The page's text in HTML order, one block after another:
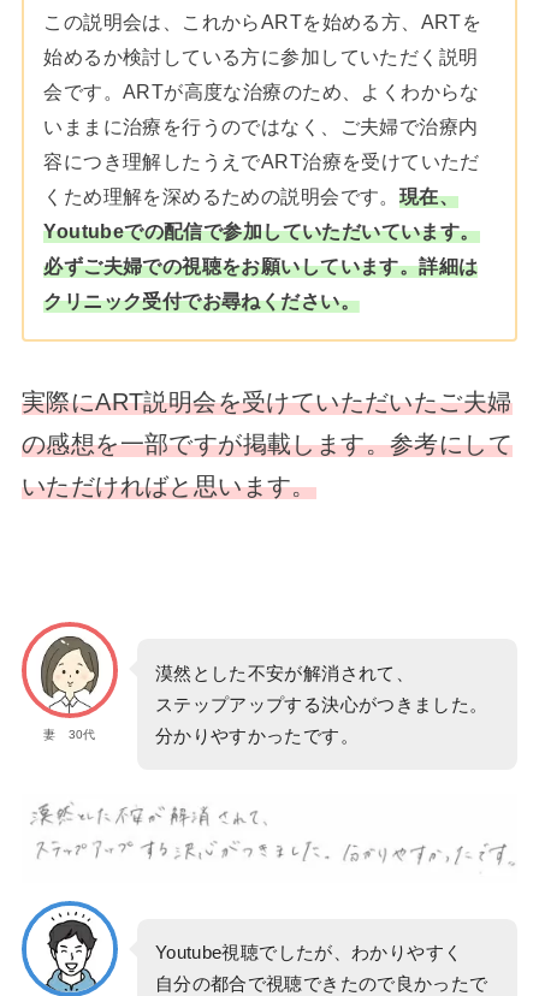
この説明会は、これからARTを始める方、ARTを
始めるか検討している方に参加していただく説明
会です。ARTが高度な治療のため、よくわからな
いままに治療を行うのではなく、ご夫婦で治療内
容につき理解したうえでART治療を受けていただ
くため理解を深めるための説明会です。 現在、
Youtubeでの配信で参加していただいています。
必ずご夫婦での視聴をお願いしています。詳細は
クリニック受付でお尋ねください。
実際にART説明会を受けていただいたご夫婦
の感想を一部ですが掲載します。参考にして
いただければと思います。
妻 30代
漠然とした不安が解消されて、
ステップアップする決心がつきました。
分かりやすかったです。
Youtube視聴でしたが、わかりやすく
自分の都合で視聴できたので良かったで